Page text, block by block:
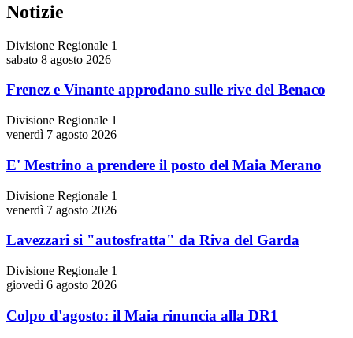
Notizie
Divisione Regionale 1
sabato 8 agosto 2026
Frenez e Vinante approdano sulle rive del Benaco
Divisione Regionale 1
venerdì 7 agosto 2026
E' Mestrino a prendere il posto del Maia Merano
Divisione Regionale 1
venerdì 7 agosto 2026
Lavezzari si "autosfratta" da Riva del Garda
Divisione Regionale 1
giovedì 6 agosto 2026
Colpo d'agosto: il Maia rinuncia alla DR1